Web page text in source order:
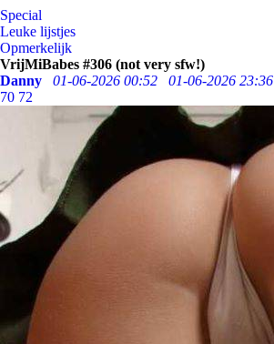
Special
Leuke lijstjes
Opmerkelijk
VrijMiBabes #306 (not very sfw!)
Danny
01-06-2026 00:52 01-06-2026 23:36
70 72